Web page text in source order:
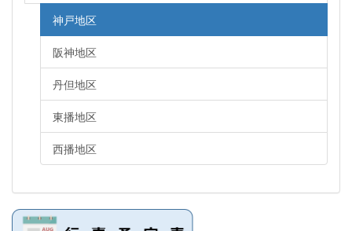
神戸地区
阪神地区
丹但地区
東播地区
西播地区